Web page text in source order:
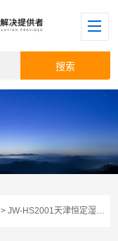
> JW-HS2001天津恒定湿热试验箱